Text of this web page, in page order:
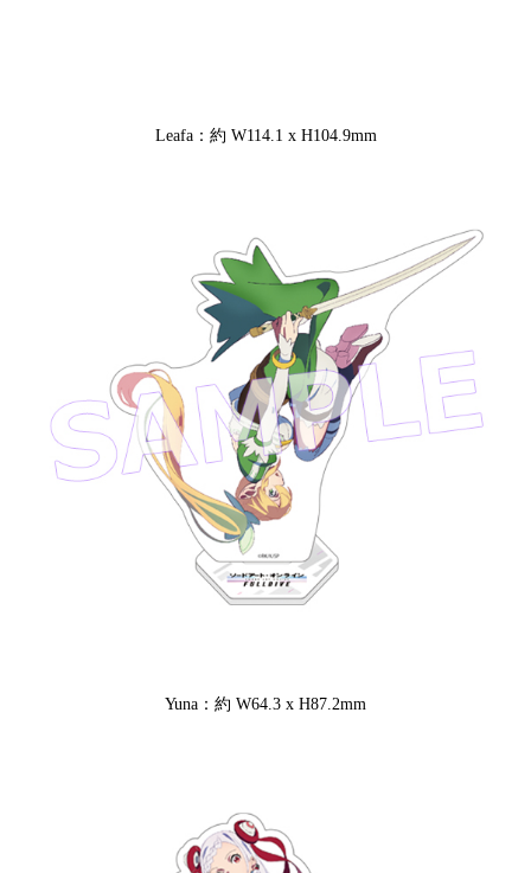
Leafa：約 W114.1 x H104.9mm
Yuna：約 W64.3 x H87.2mm